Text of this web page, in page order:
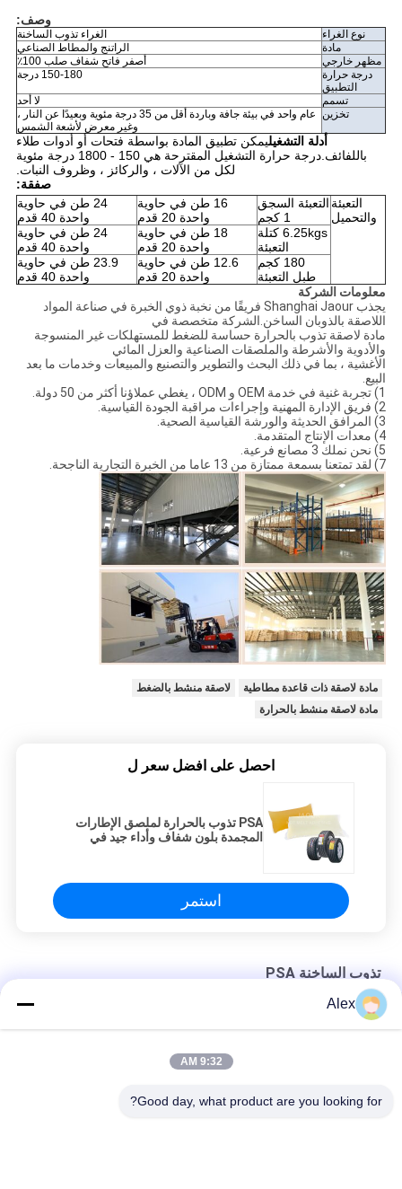
وصف:
نوع الغراء
الغراء تذوب الساخنة
مادة
الراتنج والمطاط الصناعي
مظهر خارجي
أصفر فاتح شفاف صلب 100٪
درجة حرارة
التطبيق
150-180 درجة
تسمم
لا أحد
تخزين
عام واحد في بيئة جافة وباردة أقل من 35 درجة مئوية وبعيدًا عن النار ،
وغير معرض لأشعة الشمس
أدلة التشغيليمكن تطبيق المادة بواسطة فتحات أو أدوات طلاء
باللفائف.درجة حرارة التشغيل المقترحة هي 150 - 1800 درجة مئوية
لكل من الآلات ، والركائز ، وظروف النبات.
صفقة:
التعبئة
والتحميل
التعبئة السجق
1 كجم
16 طن في حاوية
واحدة 20 قدم
24 طن في حاوية
واحدة 40 قدم
6.25kgs كتلة
التعبئة
18 طن في حاوية
واحدة 20 قدم
24 طن في حاوية
واحدة 40 قدم
180 كجم
طبل التعبئة
12.6 طن في حاوية
واحدة 20 قدم
23.9 طن في حاوية
واحدة 40 قدم
معلومات الشركة
يجذب Shanghai Jaour فريقًا من نخبة ذوي الخبرة في صناعة المواد
اللاصقة بالذوبان الساخن.الشركة متخصصة في
مادة لاصقة تذوب بالحرارة حساسة للضغط للمستهلكات غير المنسوجة
والأدوية والأشرطة والملصقات الصناعية والعزل المائي
الأغشية ، بما في ذلك البحث والتطوير والتصنيع والمبيعات وخدمات ما بعد
البيع.
1) تجربة غنية في خدمة OEM و ODM ، يغطي عملاؤنا أكثر من 50 دولة.
2) فريق الإدارة المهنية وإجراءات مراقبة الجودة القياسية.
3) المرافق الحديثة والورشة القياسية الصحية.
4) معدات الإنتاج المتقدمة.
5) نحن نملك 3 مصانع فرعية.
7) لقد تمتعنا بسمعة ممتازة من 13 عاما من الخبرة التجارية الناجحة.
مادة لاصقة ذات قاعدة مطاطية
لاصقة منشط بالضغط
مادة لاصقة منشط بالحرارة
احصل على افضل سعر ل
PSA تذوب بالحرارة لملصق الإطارات
المجمدة بلون شفاف وأداء جيد في
استمر
تذوب الساخنة PSA
ضوء أصفر حار تذوب PSA لتضميد الجص الطبي الجراحي
Alex
9:32 AM
Good day, what product are you looking for?